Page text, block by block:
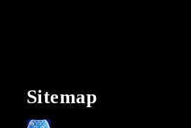
Sitemap